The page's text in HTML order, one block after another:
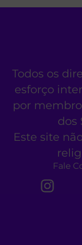
Todos os
esforço
por
dos
Este site
Fale